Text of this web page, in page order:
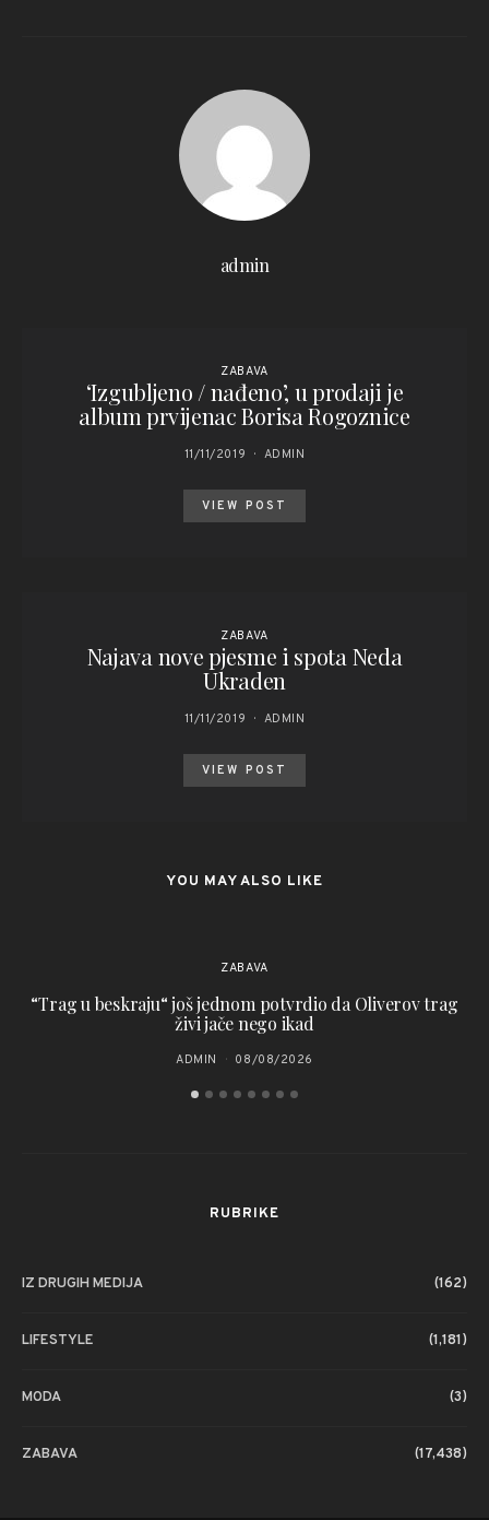
admin
ZABAVA
‘Izgubljeno / nađeno’, u prodaji je
album prvijenac Borisa Rogoznice
11/11/2019 ADMIN
VIEW POST
ZABAVA
Najava nove pjesme i spota Neda
Ukraden
11/11/2019 ADMIN
VIEW POST
YOU MAY ALSO LIKE
ZABAVA
“Trag u beskraju“ još jednom potvrdio da Oliverov trag
živi jače nego ikad
ADMIN 08/08/2026
RUBRIKE
IZ DRUGIH MEDIJA (162)
LIFESTYLE (1,181)
MODA (3)
ZABAVA (17,438)